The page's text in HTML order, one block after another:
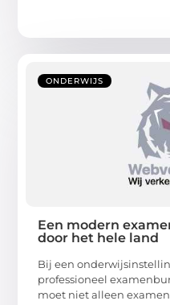
ONDERWIJS
Een modern
door het hele land
Bij een
professioneel
moet niet alleen